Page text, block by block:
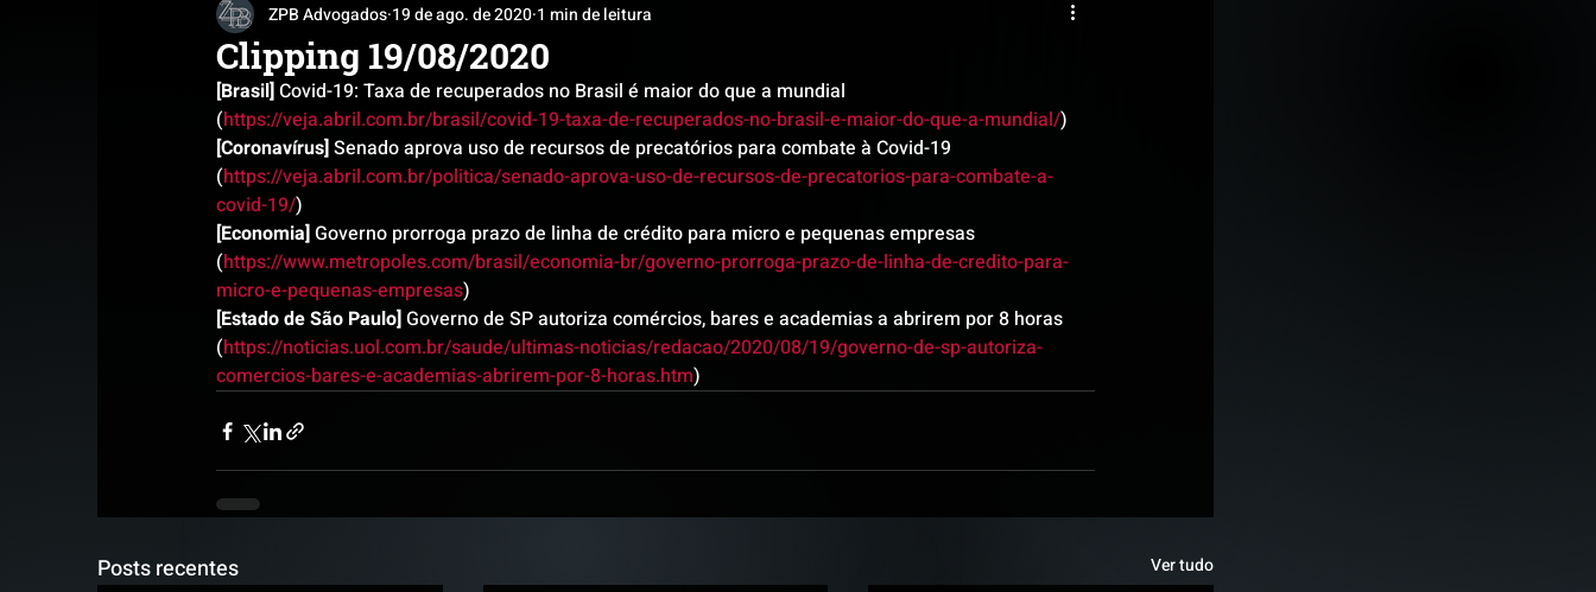
Reconhecimento Tributário Pós-evento TRANSPORTE LOGISTICA
Clipping 19/08/2020
ZPB Advogados 19 de ago. de 2020 1 min de leitura
[Brasil] Covid-19: Taxa de recuperados no Brasil é maior do que a mundial
(https://veja.abril.com.br/brasil/covid-19-taxa-de-recuperados-no-brasil-e-maior-do-que-a-mundial/)
[Coronavírus] Senado aprova uso de recursos de precatórios para combate à Covid-19
(https://veja.abril.com.br/politica/senado-aprova-uso-de-recursos-de-precatorios-para-combate-a-
covid-19/)
[Economia] Governo prorroga prazo de linha de crédito para micro e pequenas empresas
(https://www.metropoles.com/brasil/economia-br/governo-prorroga-prazo-de-linha-de-credito-para-
micro-e-pequenas-empresas)
[Estado de São Paulo] Governo de SP autoriza comércios, bares e academias a abrirem por 8 horas
(https://noticias.uol.com.br/saude/ultimas-noticias/redacao/2020/08/19/governo-de-sp-autoriza-
comercios-bares-e-academias-abrirem-por-8-horas.htm)
Posts recentes Ver tudo